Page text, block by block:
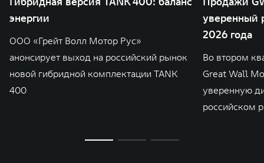
энергии
ООО «Грейт Волл Мотор Рус»
анонсирует выход на российский рынок
новой гибридной комплектации TANK
400
уверенный
2026 года
Во втором
Great Wall
уверенную
российском